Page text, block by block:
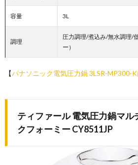
容量 3L
調理
圧力調理/煮込み/無水調理/
ー）
【パナソニック電気圧力鍋 3LSR-MP300-
ティファール 電気圧力鍋マル
クフォーミー CY8511JP